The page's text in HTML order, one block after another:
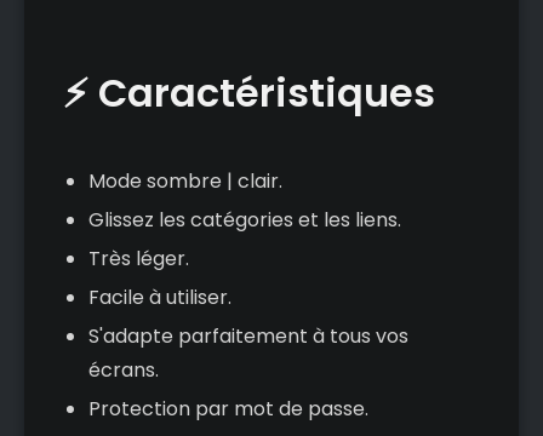
⚡ Caractéristiques
Mode sombre | clair.
Glissez les catégories et les liens.
Très léger.
Facile à utiliser.
S'adapte parfaitement à tous vos
écrans.
Protection par mot de passe.